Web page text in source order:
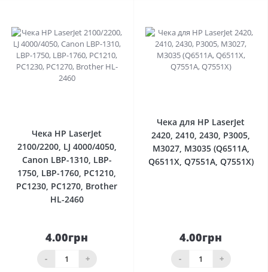
Чека HP LaserJet
2100/2200, LJ 4000/4050,
Canon LBP-1310, LBP-
1750, LBP-1760, PC1210,
PC1230, PC1270, Brother
HL-2460
4.00грн
- +
Чека для HP LaserJet
2420, 2410, 2430, P3005,
M3027, M3035 (Q6511A,
Q6511X, Q7551A, Q7551X)
4.00грн
- +